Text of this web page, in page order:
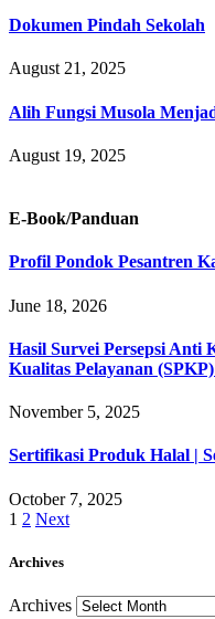
Dokumen Pindah Sekolah
August 21, 2025
Alih Fungsi Musola
August 19, 2025
E-Book/Panduan
Profil Pondok Pesantren
June 18, 2026
Hasil Survei Persepsi Anti
Kualitas Pelayanan
November 5, 2025
Sertifikasi Produk Halal |
October 7, 2025
1 2 Next
Archives
Archives